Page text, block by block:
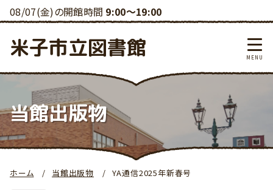
08/07(金)の開館時間 9:00～19:00
米子市立図書館
当館出版物
ホーム 当館出版物 YA通信2025年新春号